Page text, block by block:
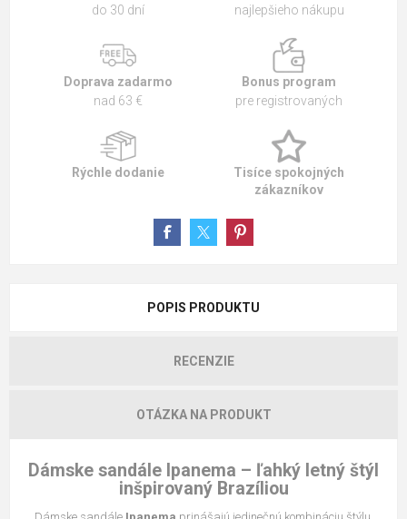
do 30 dní
najlepšieho nákupu
Doprava zadarmo
nad 63 €
Bonus program
pre registrovaných
Rýchle dodanie
Tisíce spokojných
zákazníkov
POPIS PRODUKTU
RECENZIE
OTÁZKA NA PRODUKT
Dámske sandále Ipanema – ľahký letný štýl
inšpirovaný Brazíliou